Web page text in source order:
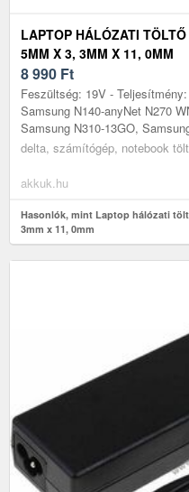
LAPTOP HÁLÓZATI
5MM X 3, 3MM X 11, 0MM
8 990 Ft
Feszültség: 19V -
Samsung N140-anyNet N270
Samsung N310-13GO,
delta, számítógép, notebook
akkuk.hu
Hasonlók, mint Laptop hálózati
3mm x 11, 0mm